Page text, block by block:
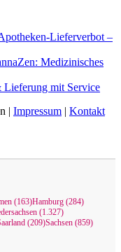
Lieferverbot –
Medizinisches
Lieferung mit Service
| Impressum | Kontakt
(163)Hamburg (284)
(1.327)
(209)Sachsen (859)